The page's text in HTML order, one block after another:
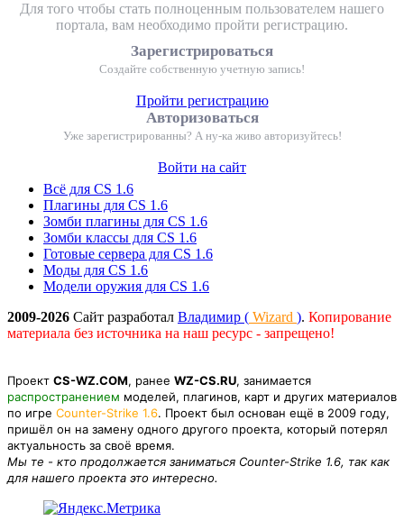
Для того чтобы стать полноценным пользователем нашего
портала, вам необходимо пройти регистрацию.
Зарегистрироваться
Создайте собственную учетную запись!
Пройти регистрацию
Авторизоваться
Уже зарегистрированны? А ну-ка живо авторизуйтесь!
Войти на сайт
Всё для CS 1.6
Плагины для CS 1.6
Зомби плагины для CS 1.6
Зомби классы для CS 1.6
Готовые сервера для CS 1.6
Моды для CS 1.6
Модели оружия для CS 1.6
2009-2026 Сайт разработал Владимир ( Wizard ). Копирование
материала без источника на наш ресурс - запрещено!
Проект CS-WZ.COM, ранее WZ-CS.RU, занимается
распространением моделей, плагинов, карт и других материалов
по игре Counter-Strike 1.6. Проект был основан ещё в 2009 году,
пришёл он на замену одного другого проекта, который потерял
актуальность за своё время.
Мы те - кто продолжается заниматься Counter-Strike 1.6, так как
для нашего проекта это интересно.